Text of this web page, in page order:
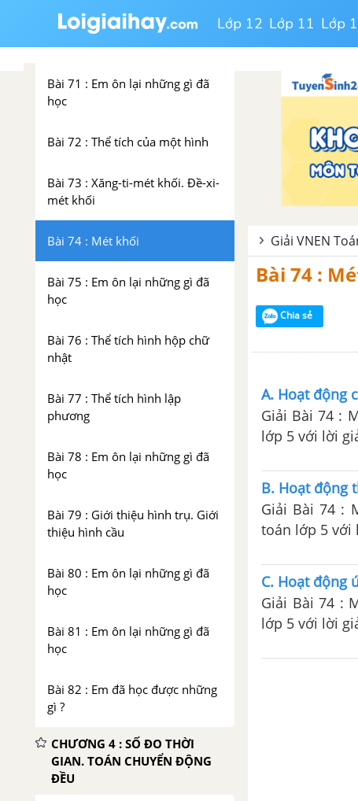
Lớp 12 Lớp 11 Lớp
diện tích toàn phần của hình lập
Bài 71 : Em ôn lại những gì đã
học
Bài 72 : Thể tích của một hình
Bài 73 : Xăng-ti-mét khối. Đề-xi-
mét khối
Bài 74 : Mét khối
Bài 75 : Em ôn lại những gì đã
học
Bài 76 : Thể tích hình hộp chữ
nhật
Bài 77 : Thể tích hình lập
phương
Bài 78 : Em ôn lại những gì đã
học
Bài 79 : Giới thiệu hình trụ. Giới
thiệu hình cầu
Bài 80 : Em ôn lại những gì đã
học
Bài 81 : Em ôn lại những gì đã
học
Bài 82 : Em đã học được những
gì ?
CHƯƠNG 4 : SỐ ĐO THỜI
GIAN. TOÁN CHUYỂN ĐỘNG
ĐỀU
Giải VNEN
Bài 74 :
Chia sẻ
A. Hoạt động
Giải Bài 74 :
lớp 5 với lời
B. Hoạt động
Giải Bài 74 :
toán lớp 5 với
C. Hoạt động
Giải Bài 74 :
lớp 5 với lời